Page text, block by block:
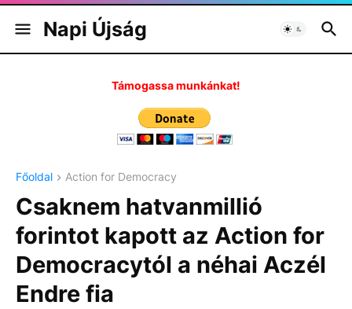
Napi Újság
Támogassa munkánkat!
Főoldal Action for Democracy
Csaknem hatvanmillió
forintot kapott az Action for
Democracytól a néhai Aczél
Endre fia